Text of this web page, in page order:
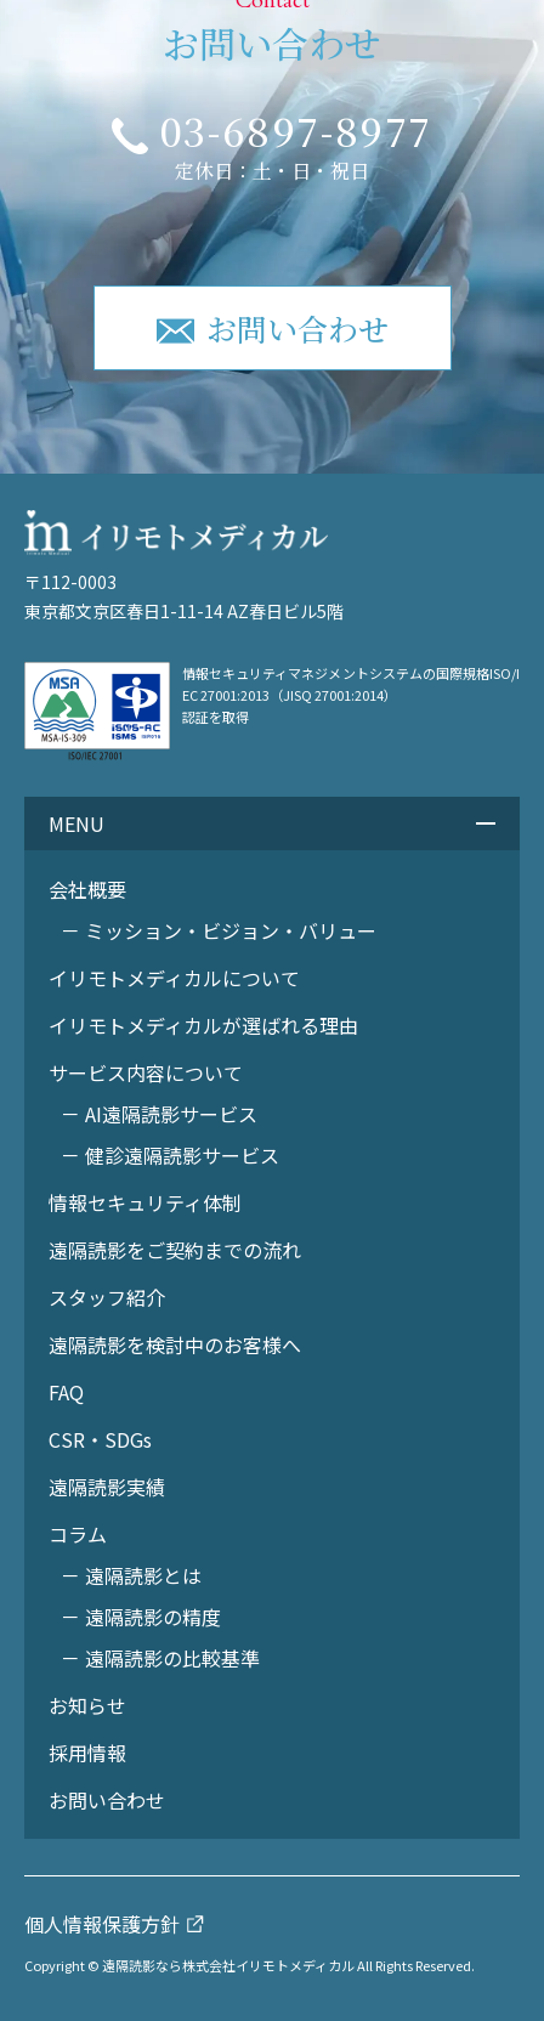
お問い合わせ
03-6897-8977
定休日：土・日・祝日
お問い合わせ
〒112-0003
東京都文京区春日1-11-14 AZ春日ビル5階
情報セキュリティマネジメントシステムの国際規格ISO/I
EC 27001:2013（JISQ 27001:2014）
認証を取得
MENU
会社概要
－ ミッション・ビジョン・バリュー
イリモトメディカルについて
イリモトメディカルが選ばれる理由
サービス内容について
－ AI遠隔読影サービス
－ 健診遠隔読影サービス
情報セキュリティ体制
遠隔読影をご契約までの流れ
スタッフ紹介
遠隔読影を検討中のお客様へ
FAQ
CSR・SDGs
遠隔読影実績
コラム
－ 遠隔読影とは
－ 遠隔読影の精度
－ 遠隔読影の比較基準
お知らせ
採用情報
お問い合わせ
個人情報保護方針
Copyright © 遠隔読影なら株式会社イリモトメディカル All Rights Reserved.